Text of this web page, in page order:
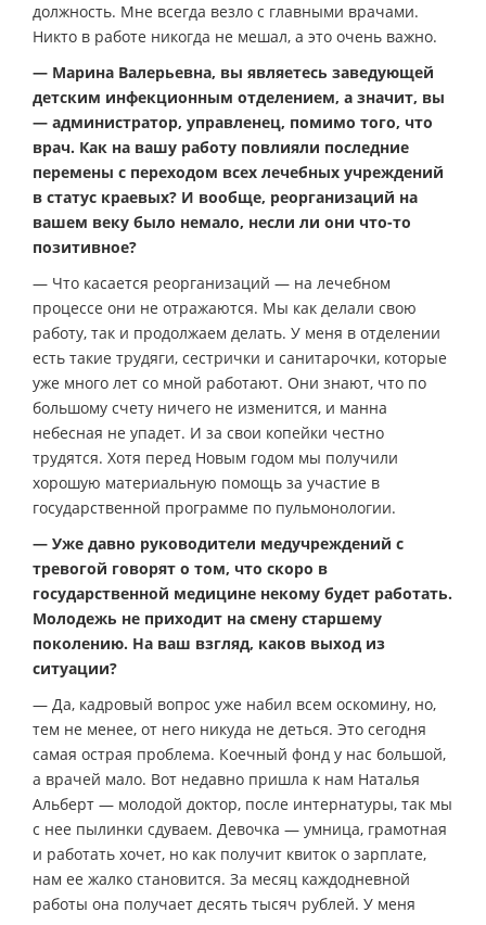
должность. Мне всегда везло с главными врачами.
Никто в работе никогда не мешал, а это очень важно.
— Марина Валерьевна, вы являетесь заведующей
детским инфекционным отделением, а значит, вы
— администратор, управленец, помимо того, что
врач. Как на вашу работу повлияли последние
перемены с переходом всех лечебных учреждений
в статус краевых? И вообще, реорганизаций на
вашем веку было немало, несли ли они что-то
позитивное?
— Что касается реорганизаций — на лечебном
процессе они не отражаются. Мы как делали свою
работу, так и продолжаем делать. У меня в отделении
есть такие трудяги, сестрички и санитарочки, которые
уже много лет со мной работают. Они знают, что по
большому счету ничего не изменится, и манна
небесная не упадет. И за свои копейки честно
трудятся. Хотя перед Новым годом мы получили
хорошую материальную помощь за участие в
государственной программе по пульмонологии.
— Уже давно руководители медучреждений с
тревогой говорят о том, что скоро в
государственной медицине некому будет работать.
Молодежь не приходит на смену старшему
поколению. На ваш взгляд, каков выход из
ситуации?
— Да, кадровый вопрос уже набил всем оскомину, но,
тем не менее, от него никуда не деться. Это сегодня
самая острая проблема. Коечный фонд у нас большой,
а врачей мало. Вот недавно пришла к нам Наталья
Альберт — молодой доктор, после интернатуры, так мы
с нее пылинки сдуваем. Девочка — умница, грамотная
и работать хочет, но как получит квиток о зарплате,
нам ее жалко становится. За месяц каждодневной
работы она получает десять тысяч рублей. У меня